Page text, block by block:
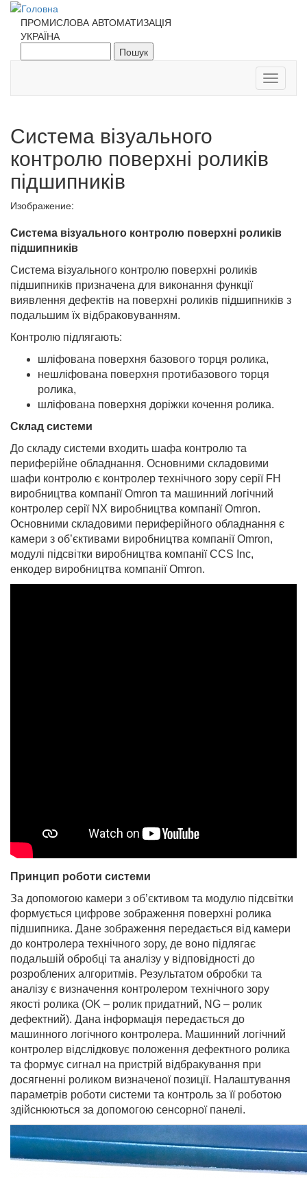
Перейти до основного матеріалу
ПРОМИСЛОВА АВТОМАТИЗАЦІЯ
УКРАЇНА
Пошукова форма
Toggle
Система візуального
контролю поверхні роликів
підшипників
Изображение:
Система візуального контролю поверхні роликів
підшипників
Система візуального контролю поверхні роликів
підшипників призначена для виконання функції
виявлення дефектів на поверхні роликів підшипників з
подальшим їх відбраковуванням.
Контролю підлягають:
шліфована поверхня базового торця ролика,
нешліфована поверхня протибазового торця
ролика,
шліфована поверхня доріжки кочення ролика.
Склад системи
До складу системи входить шафа контролю та
периферійне обладнання. Основними складовими
шафи контролю є контролер технічного зору серії FH
виробництва компанії Omron та машинний логічний
контролер серії NX виробництва компанії Omron.
Основними складовими периферійного обладнання є
камери з об’єктивами виробництва компанії Omron,
модулі підсвітки виробництва компанії CCS Inc,
енкодер виробництва компанії Omron.
Принцип роботи системи
За допомогою камери з об’єктивом та модулю підсвітки
формується цифрове зображення поверхні ролика
підшипника. Дане зображення передається від камери
до контролера технічного зору, де воно підлягає
подальшій обробці та аналізу у відповідності до
розроблених алгоритмів. Результатом обробки та
аналізу є визначення контролером технічного зору
якості ролика (OK – ролик придатний, NG – ролик
дефектний). Дана інформація передається до
машинного логічного контролера. Машинний логічний
контролер відслідковує положення дефектного ролика
та формує сигнал на пристрій відбракування при
досягненні роликом визначеної позиції. Налаштування
параметрів роботи системи та контроль за її роботою
здійснюються за допомогою сенсорної панелі.